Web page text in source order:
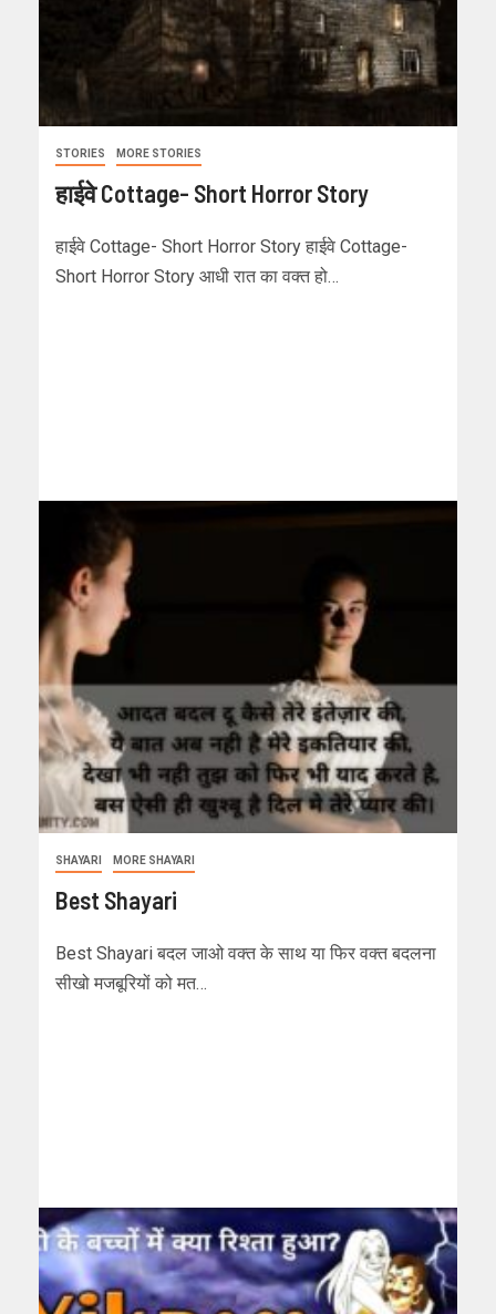
STORIES MORE STORIES
हाईवे Cottage- Short Horror Story
हाईवे Cottage- Short Horror Story हाईवे Cottage-
Short Horror Story आधी रात का वक्त हो…
SHAYARI MORE SHAYARI
Best Shayari
Best Shayari बदल जाओ वक्त के साथ या फिर वक्त बदलना
सीखो मजबूरियों को मत…